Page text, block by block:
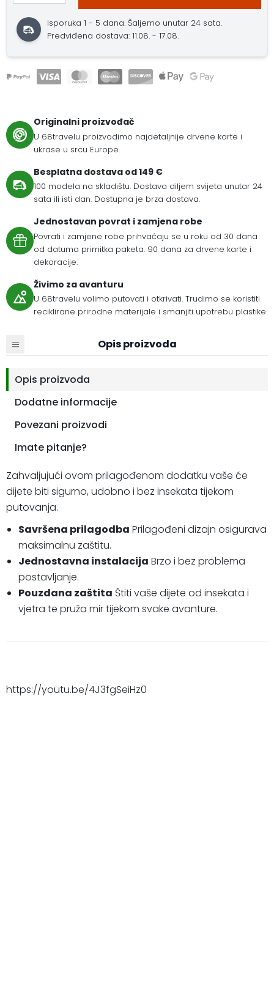
Isporuka 1 - 5 dana. Šaljemo unutar 24 sata.
Predviđena dostava: 11.08. - 17.08.
Originalni proizvođač
U 68travelu proizvodimo najdetaljnije drvene karte i
ukrase u srcu Europe.
Besplatna dostava od 149 €
100 modela na skladištu. Dostava diljem svijeta unutar 24
sata ili isti dan. Dostupna je brza dostava.
Jednostavan povrat i zamjena robe
Povrati i zamjene robe prihvaćaju se u roku od 30 dana
od datuma primitka paketa. 90 dana za drvene karte i
dekoracije.
Živimo za avanturu
U 68travelu volimo putovati i otkrivati. Trudimo se koristiti
reciklirane prirodne materijale i smanjiti upotrebu plastike.
Opis proizvoda
Opis proizvoda
Dodatne informacije
Povezani proizvodi
Imate pitanje?
Zahvaljujući ovom prilagođenom dodatku vaše će
dijete biti sigurno, udobno i bez insekata tijekom
putovanja.
Savršena prilagodba Prilagođeni dizajn osigurava
maksimalnu zaštitu.
Jednostavna instalacija Brzo i bez problema
postavljanje.
Pouzdana zaštita Štiti vaše dijete od insekata i
vjetra te pruža mir tijekom svake avanture.
https://youtu.be/4J3fgSeiHz0